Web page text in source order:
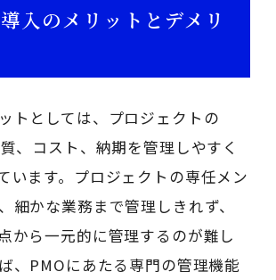
入のメリットとデメリ
トとしては、プロジェクトの
、コスト、納期を管理しやすく
います。プロジェクトの専任メン
細かな業務まで管理しきれず、
から一元的に管理するのが難し
、PMOにあたる専門の管理機能